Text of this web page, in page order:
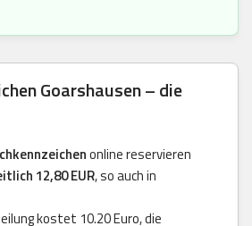
Goarshausen – die
online reservieren
12,80 EUR, so auch in
kostet 10.20 Euro, die